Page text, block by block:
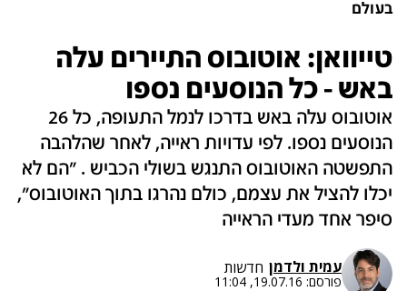
בעולם
טייוואן‎: אוטובוס התיירים עלה
באש - כל הנוסעים נספו
אוטובוס עלה באש בדרכו לנמל התעופה, כל 26
הנוסעים נספו. לפי עדויות ראייה, לאחר שהלהבה
התפשטה האוטובוס התנגש בשולי הכביש . "הם לא
יכלו להציל את עצמם, כולם נהרגו בתוך האוטובוס",
סיפר אחד מעדי הראייה
עמית ולדמן חדשות
פורסם: 19.07.16, 11:04